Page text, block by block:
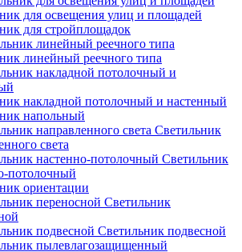
для освещения улиц и площадей
для стройплощадок
линейный реечного типа
накладной потолочный и настенный
напольный
Светильник
света
Светильник
потолочный
ориентации
Светильник
Светильник подвесной